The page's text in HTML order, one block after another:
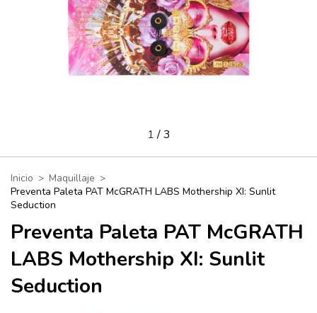
1/3
Inicio > Maquillaje >
Preventa Paleta PAT McGRATH LABS Mothership XI: Sunlit
Seduction
Preventa Paleta PAT McGRATH
LABS Mothership XI: Sunlit
Seduction